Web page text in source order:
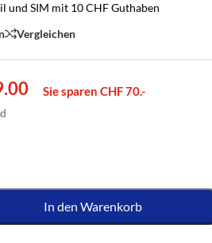
und SIM mit 10 CHF Guthaben
Vergleichen
Sie sparen CHF 70.-
In den Warenkorb